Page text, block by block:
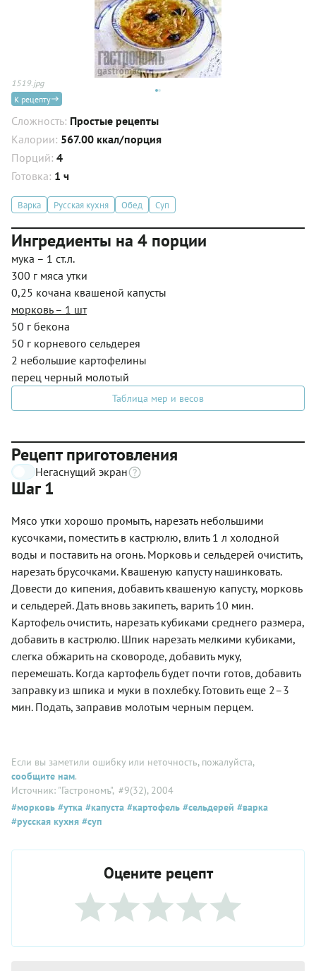
1519.jpg
К рецепту
Сложность: Простые рецепты
Калории: 567.00 ккал/порция
Порций: 4
Готовка: 1 ч
Варка Русская кухня Обед Суп
Ингредиенты на 4 порции
мука – 1 ст.л.
300 г мяса утки
0,25 кочана квашеной капусты
морковь – 1 шт
50 г бекона
50 г корневого сельдерея
2 небольшие картофелины
перец черный молотый
Таблица мер и весов
Рецепт приготовления
Негаснущий экран
Шаг 1
Мясо утки хорошо промыть, нарезать небольшими
кусочками, поместить в кастрюлю, влить 1 л холодной
воды и поставить на огонь. Морковь и сельдерей очистить,
нарезать брусочками. Квашеную капусту нашинковать.
Довести до кипения, добавить квашеную капусту, морковь
и сельдерей. Дать вновь закипеть, варить 10 мин.
Картофель очистить, нарезать кубиками среднего размера,
добавить в кастрюлю. Шпик нарезать мелкими кубиками,
слегка обжарить на сковороде, добавить муку,
перемешать. Когда картофель будет почти готов, добавить
заправку из шпика и муки в похлебку. Готовить еще 2–3
мин. Подать, заправив молотым черным перцем.
Если вы заметили ошибку или неточность, пожалуйста,
сообщите нам.
Источник: "Гастрономъ", #9(32), 2004
#морковь #утка #капуста #картофель #сельдерей #варка
#русская кухня #суп
Оцените рецепт